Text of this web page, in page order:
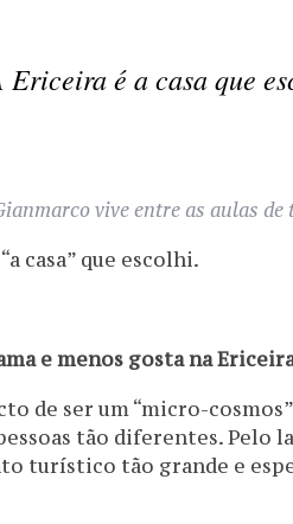
Ericeira é a casa que
vive entre as aulas
casa” que escolhi.
e menos gosta na
de ser um “micro-
tão diferentes. Pelo
turístico tão grande e